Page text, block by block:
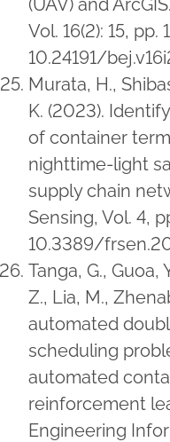
(UAV) and
Vol. 16(2): 15, pp.
10.24191/
Murata, H.,
K. (2023).
of container
nighttime-light
supply chain
Sensing, Vol. 4,
10.3389/
Tanga, G., Guoa,
Z., Lia, M.,
automated
scheduling
automated
reinforcement
Engineering